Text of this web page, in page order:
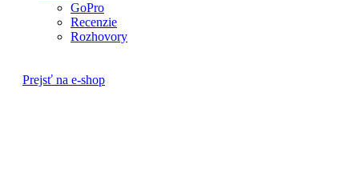
GoPro
Recenzie
Rozhovory
Prejsť na e-shop